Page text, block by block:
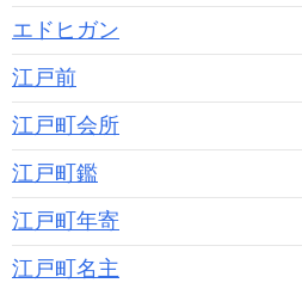
エドヒガン
江戸前
江戸町会所
江戸町鑑
江戸町年寄
江戸町名主